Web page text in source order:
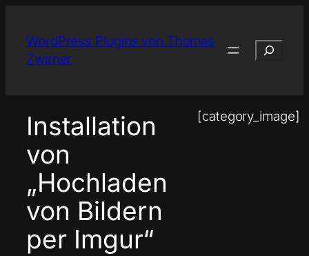
springen
WordPress Plugins von Thomas
Zwirner
Suchen
Installation
von
„Hochladen
von Bildern
per Imgur“
[category_image]